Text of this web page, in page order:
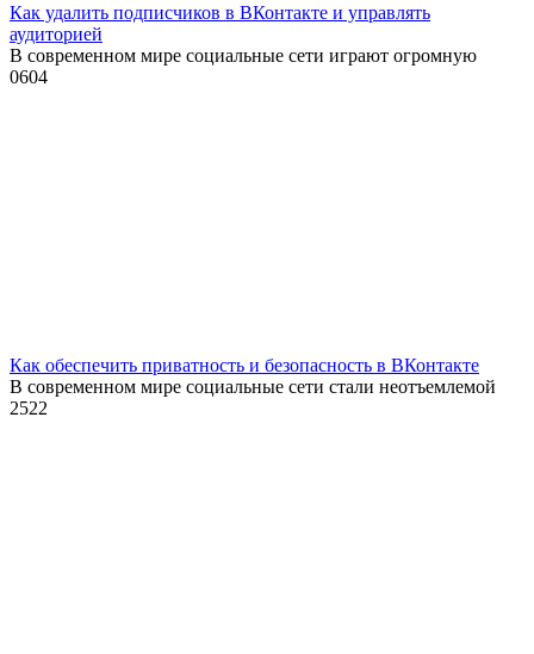
Как удалить подписчиков в ВКонтакте и управлять
аудиторией
В современном мире социальные сети играют огромную
0604
Как обеспечить приватность и безопасность в ВКонтакте
В современном мире социальные сети стали неотъемлемой
2522